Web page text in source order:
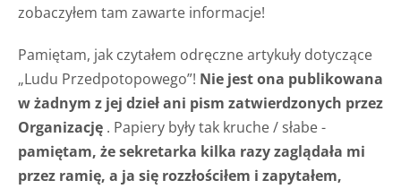
zobaczyłem tam zawarte informacje!
Pamiętam, jak czytałem odręczne artykuły dotyczące
„Ludu Przedpotopowego”! Nie jest ona publikowana
w żadnym z jej dzieł ani pism zatwierdzonych przez
Organizację . Papiery były tak kruche / słabe -
pamiętam, że sekretarka kilka razy zaglądała mi
przez ramię, a ja się rozzłościłem i zapytałem,